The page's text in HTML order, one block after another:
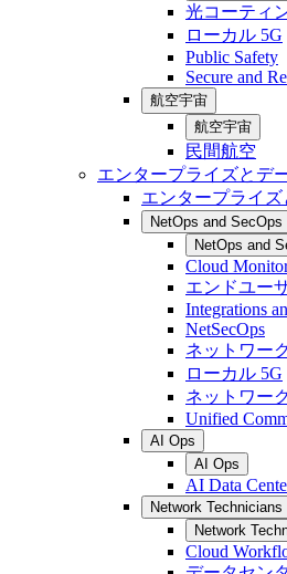
光コーティ
ローカル 5G
Public Safety
Secure and
航空宇宙
航空宇宙
民間航空
エンタープライズとデ
エンタープライ
NetOps and SecOps
NetOps and
Cloud
エンドユー
Integrations
NetSecOps
ネットワー
ローカル 5G
ネットワー
Unified
AI Ops
AI Ops
AI Data
Network Technicians
Network
Cloud